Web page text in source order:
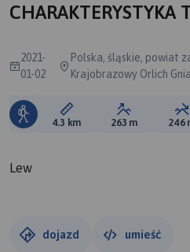
CHARAKTERYSTYKA
2021-
01-02
Polska, śląskie, powiat
Krajobrazowy Orlich
Długość trasy:
4.3 km Suma
263 m 246
Lew
dojazd umieść